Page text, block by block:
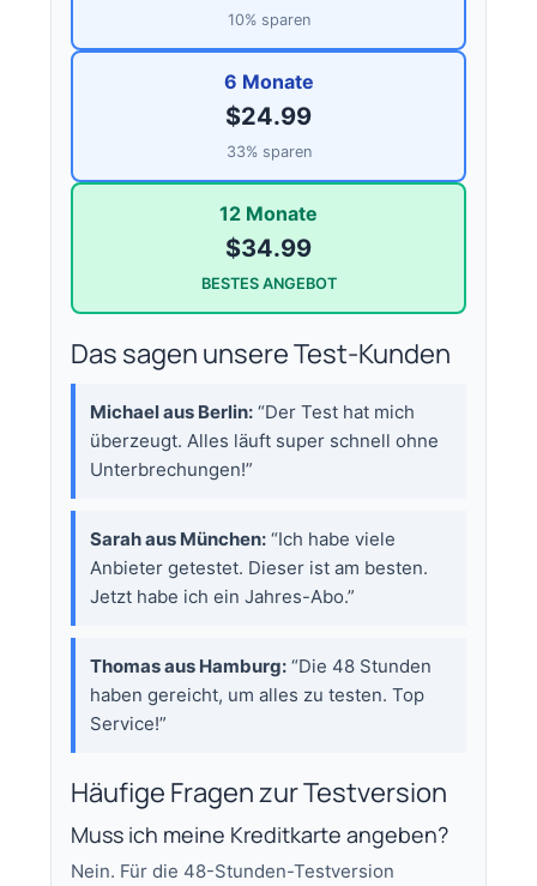
10% sparen
6 Monate
$24.99
33% sparen
12 Monate
$34.99
BESTES ANGEBOT
Das sagen unsere Test-Kunden
Michael aus Berlin: “Der Test hat mich
überzeugt. Alles läuft super schnell ohne
Unterbrechungen!”
Sarah aus München: “Ich habe viele
Anbieter getestet. Dieser ist am besten.
Jetzt habe ich ein Jahres-Abo.”
Thomas aus Hamburg: “Die 48 Stunden
haben gereicht, um alles zu testen. Top
Service!”
Häufige Fragen zur Testversion
Muss ich meine Kreditkarte angeben?
Nein. Für die 48-Stunden-Testversion